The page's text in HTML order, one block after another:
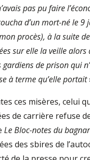
pas pu faire
d’un mort-né le 9
procès), à la suite
sur elle la veille alors
de prison qui
à terme qu’elle portait
ces misères, celui
de carrière refuse
Le Bloc-notes du
des sbires de